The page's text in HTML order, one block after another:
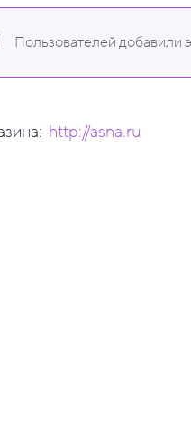
Пользователей добавили
http://asna.ru